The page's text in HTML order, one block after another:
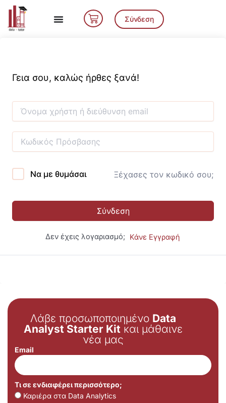
Μετάβαση
περιεχόμενο
Cart Σύνδεση
Γεια σου, καλώς ήρθες ξανά!
Να με θυμάσαι Ξέχασες τον κωδικό σου;
Σύνδεση
Δεν έχεις λογαριασμό; Κάνε Εγγραφή
Λάβε προσωποποιημένο Data
Analyst Starter Kit και μάθαινε
νέα μας
Email
Τι σε ενδιαφέρει περισσότερο;
Καριέρα στα Data Analytics